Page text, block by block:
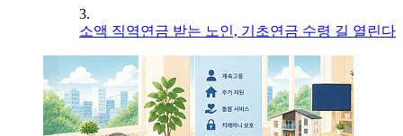
3.
소액 직역연금 받는 노인, 기초연금 수령 길 열린다